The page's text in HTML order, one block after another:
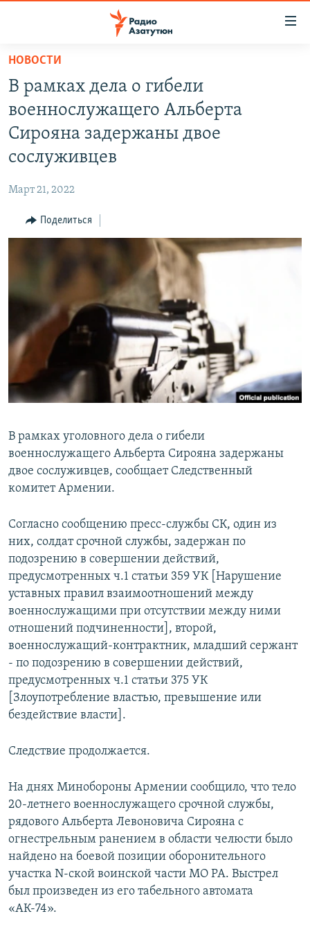
Перейти
основному
содержанию
Перейти
основной
Перейти
поиску
НОВОСТИ
ПОЛИТИКА
РЕГИОН
НАГОРНЫЙ КАРАБАХ
АРХИВ
Հայերեն
English
Русский
НОВОСТИ
В рамках дела о гибели
военнослужащего Альберта
Сирояна задержаны двое
сослуживцев
Март 21, 2022
Поделиться
В рамках уголовного дела о гибели
военнослужащего Альберта Сирояна задержаны
двое сослуживцев, сообщает Следственный
комитет Армении.
Согласно сообщению пресс-службы СК, один из
них, солдат срочной службы, задержан по
подозрению в совершении действий,
предусмотренных ч.1 статьи 359 УК [Нарушение
уставных правил взаимоотношений между
военнослужащими при отсутствии между ними
отношений подчиненности], второй,
военнослужащий-контрактник, младший сержант
- по подозрению в совершении действий,
предусмотренных ч.1 статьи 375 УК
[Злоупотребление властью, превышение или
бездействие власти].
Следствие продолжается.
На днях Минобороны Армении сообщило, что тело
20-летнего военнослужащего срочной службы,
рядового Альберта Левоновича Сирояна с
огнестрельным ранением в области челюсти было
найдено на боевой позиции оборонительного
участка N-ской воинской части МО РА. Выстрел
был произведен из его табельного автомата
«АК-74».